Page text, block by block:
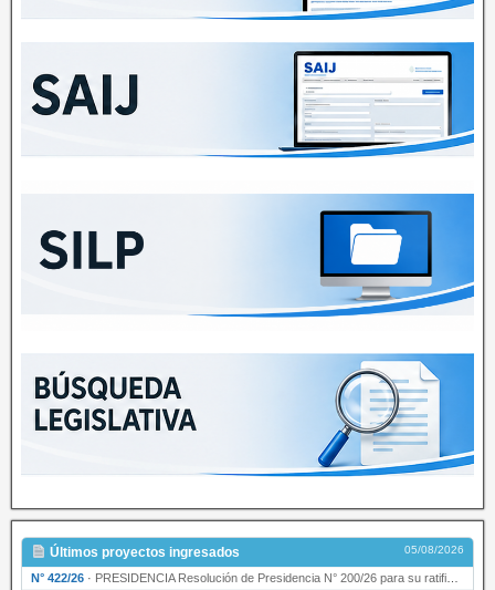
Últimos proyectos ingresados 05/08/2026
N° 422/26 · PRESIDENCIA Resolución de Presidencia N° 200/26 para su ratificación.